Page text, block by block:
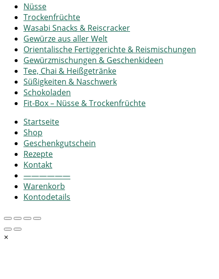
Nüsse
Trockenfrüchte
Wasabi Snacks & Reiscracker
Gewürze aus aller Welt
Orientalische Fertiggerichte & Reismischungen
Gewürzmischungen & Geschenkideen
Tee, Chai & Heißgetränke
Süßigkeiten & Naschwerk
Schokoladen
Fit-Box – Nüsse & Trockenfrüchte
Startseite
Shop
Geschenkgutschein
Rezepte
Kontakt
——————
Warenkorb
Kontodetails
×